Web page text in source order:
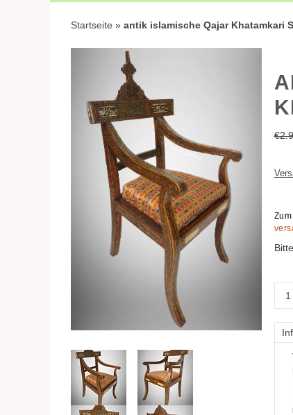
Startseite » antik islamische Qajar Khatamkari
€